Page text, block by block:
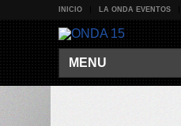
INICIO LA ONDA EVENTOS
MENU